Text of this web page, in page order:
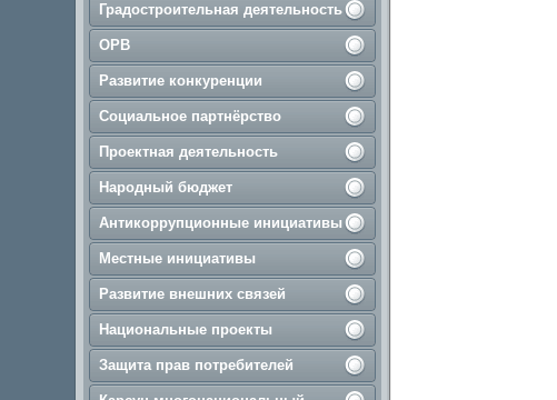
Градостроительная деятельность
ОРВ
Развитие конкуренции
Социальное партнёрство
Проектная деятельность
Народный бюджет
Антикоррупционные инициативы
Местные инициативы
Развитие внешних связей
Национальные проекты
Защита прав потребителей